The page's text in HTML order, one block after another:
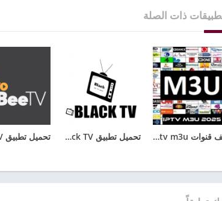
ذات الصلة
ملف قنوات iptv m3u متجدد باستمرار مجاني 2026 تحميل تطبيق Black TV للاندرويد مع كود تفعيل الجديد 2025